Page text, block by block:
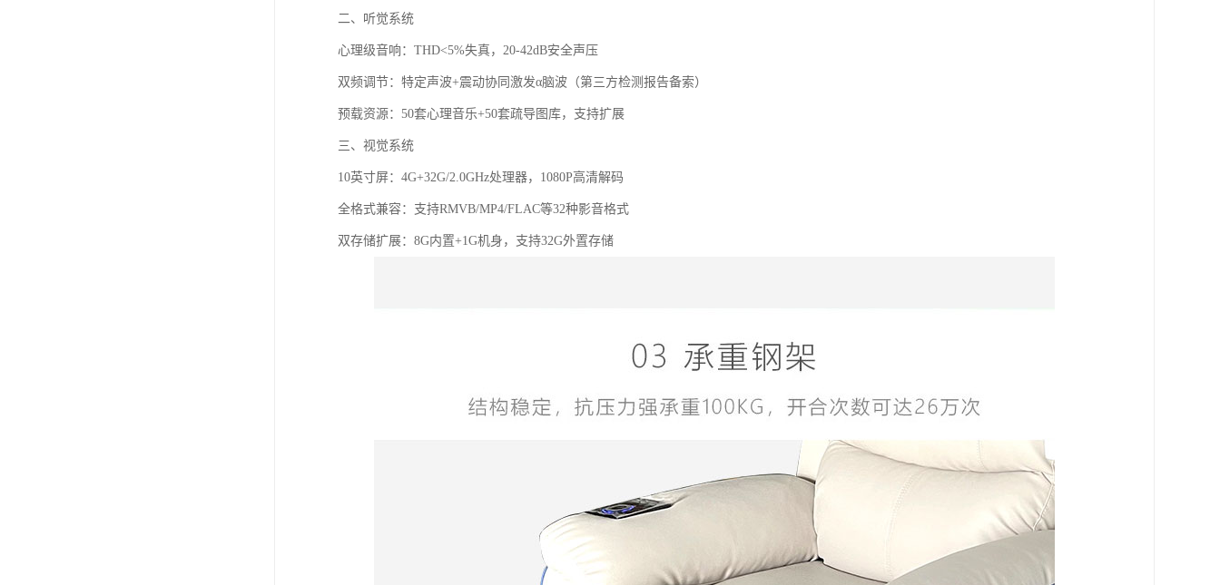
二、听觉系统
心理级音响：THD<5%失真，20-42dB安全声压
双频调节：特定声波+震动协同激发α脑波（第三方检测报告备索）
预载资源：50套心理音乐+50套疏导图库，支持扩展
三、视觉系统
10英寸屏：4G+32G/2.0GHz处理器，1080P高清解码
全格式兼容：支持RMVB/MP4/FLAC等32种影音格式
双存储扩展：8G内置+1G机身，支持32G外置存储